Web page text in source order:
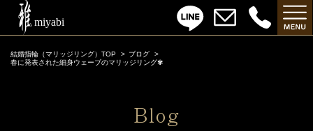
結婚指輪（マリッジリング）TOP
ブログ
春に発表された細身ウェーブのマリッジリング✾